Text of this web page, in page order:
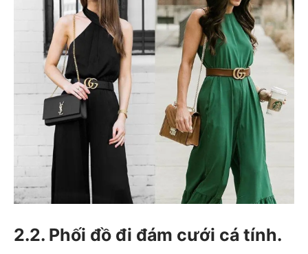
2.2. Phối đồ đi đám cưới cá tính.